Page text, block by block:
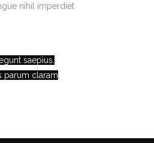
nihil imperdiet
saepius.
parum claram